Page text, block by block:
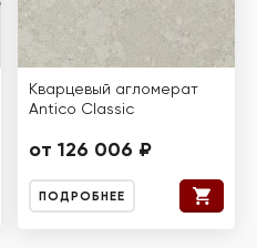
Кварцевый агломерат
Antico Classic
от 126 006 ₽
ПОДРОБНЕЕ